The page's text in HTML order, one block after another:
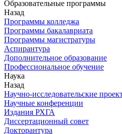
Образовательные программы
Назад
Программы колледжа
Программы бакалавриата
Программы магистратуры
Аспирантура
Дополнительное образование
Профессиональное обучение
Наука
Назад
Научно-исследовательские
Научные конференции
Издания РХГА
Диссертационный совет
Докторантура